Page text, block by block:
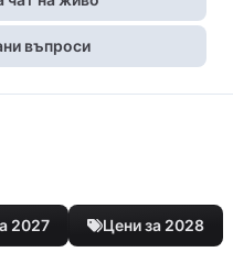
въпроси
2027 Цени за 2028